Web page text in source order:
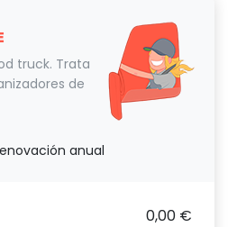
truck. Trata
de
anual
0,00 €